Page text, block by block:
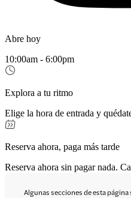
Abre hoy
10:00am - 6:00pm
Explora a tu ritmo
Elige la hora de entrada y
Reserva ahora, paga más tarde
Reserva ahora sin pagar nada.
Algunas secciones de esta